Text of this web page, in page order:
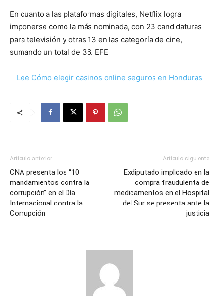
En cuanto a las plataformas digitales, Netflix logra
imponerse como la más nominada, con 23 candidaturas
para televisión y otras 13 en las categoría de cine,
sumando un total de 36. EFE
Lee Cómo elegir casinos online seguros en Honduras
Artículo anterior
CNA presenta los “10
mandamientos contra la
corrupción” en el Día
Internacional contra la
Corrupción
Artículo siguiente
Exdiputado implicado en la
compra fraudulenta de
medicamentos en el Hospital
del Sur se presenta ante la
justicia